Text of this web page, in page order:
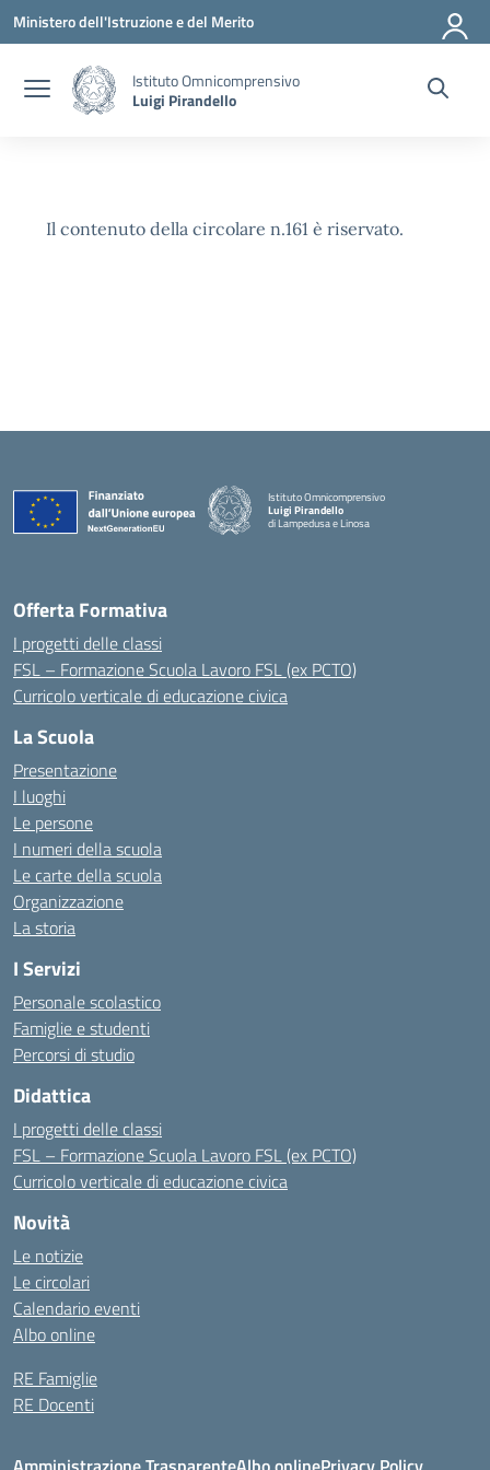
Vai ai contenuti
Vai al menu di navigazione
Vai al footer
Ministero dell'Istruzione e del Merito
Istituto Omnicomprensivo
Luigi Pirandello
Il contenuto della circolare n.161 è riservato.
Istituto Omnicomprensivo
Luigi Pirandello
di Lampedusa e Linosa
Offerta Formativa
I progetti delle classi
FSL – Formazione Scuola Lavoro FSL (ex PCTO)
Curricolo verticale di educazione civica
La Scuola
Presentazione
I luoghi
Le persone
I numeri della scuola
Le carte della scuola
Organizzazione
La storia
I Servizi
Personale scolastico
Famiglie e studenti
Percorsi di studio
Didattica
I progetti delle classi
FSL – Formazione Scuola Lavoro FSL (ex PCTO)
Curricolo verticale di educazione civica
Novità
Le notizie
Le circolari
Calendario eventi
Albo online
RE Famiglie
RE Docenti